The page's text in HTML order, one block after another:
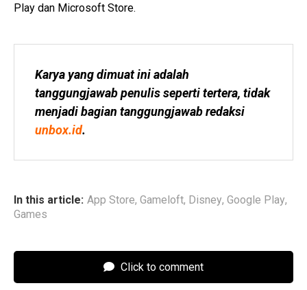
Play dan Microsoft Store.
Karya yang dimuat ini adalah
tanggungjawab penulis seperti tertera, tidak
unbox.id.
In this article: App Store, Gameloft, Disney, Google Play,
Games
Click to comment